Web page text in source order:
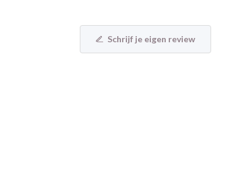
Schrijf je eigen review